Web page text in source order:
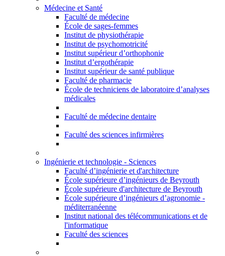
Médecine et Santé
Faculté de médecine
École de sages-femmes
Institut de physiothérapie
Institut de psychomotricité
Institut supérieur d’orthophonie
Institut d’ergothérapie
Institut supérieur de santé publique
Faculté de pharmacie
École de techniciens de laboratoire d’analyses
médicales
Faculté de médecine dentaire
Faculté des sciences infirmières
Ingénierie et technologie - Sciences
Faculté d’ingénierie et d'architecture
École supérieure d’ingénieurs de Beyrouth
École supérieure d'architecture de Beyrouth
École supérieure d’ingénieurs d’agronomie -
méditerranéenne
Institut national des télécommunications et de
l'informatique
Faculté des sciences